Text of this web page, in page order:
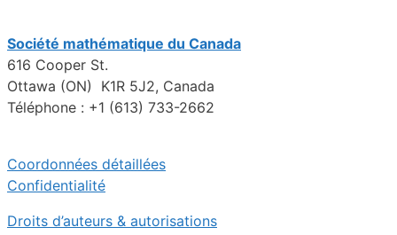
Société mathématique du Canada
616 Cooper St.
Ottawa (ON) K1R 5J2, Canada
Téléphone : +1 (613) 733-2662
Coordonnées détaillées
Confidentialité
Droits d’auteurs & autorisations